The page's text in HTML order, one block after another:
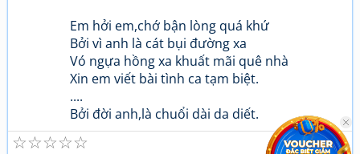
Em hởi em,chớ bận lòng quá khứ
Bởi vì anh là cát bụi đường xa
Vó ngựa hồng xa khuất mãi quê nhà
Xin em viết bài tình ca tạm biệt.
....
Bởi đời anh,là chuổi dài da diết.
☆
☆
☆
☆
☆